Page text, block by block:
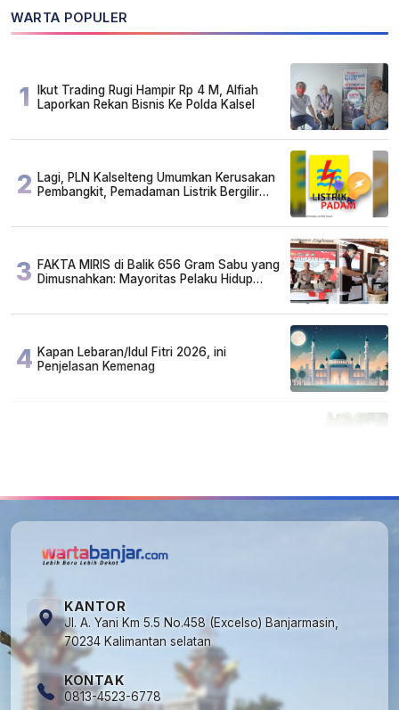
WARTA POPULER
1
Ikut Trading Rugi Hampir Rp 4 M, Alfiah
Laporkan Rekan Bisnis Ke Polda Kalsel
2 Lagi, PLN Kalselteng Umumkan Kerusakan
Pembangkit, Pemadaman Listrik Bergilir
3 FAKTA MIRIS di Balik 656 Gram Sabu yang
Dimusnahkan: Mayoritas Pelaku Hidup
4 Kapan Lebaran/Idul Fitri 2026, ini
Penjelasan Kemenag
KANTOR
Jl. A. Yani Km 5.5 No.458 (Excelso) Banjarmasin,
70234 Kalimantan selatan
KONTAK
0813-4523-6778